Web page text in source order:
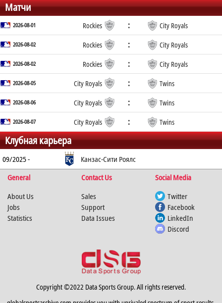
Матчи
2026-08-01 Rockies : City Royals
2026-08-02 Rockies : City Royals
2026-08-02 Rockies : City Royals
2026-08-05 City Royals : Twins
2026-08-06 City Royals : Twins
2026-08-07 City Royals : Twins
Клубная карьера
09/2025 -
Канзас-Сити Роялс
General
Contact Us
Social Media
About Us
Jobs
Statistics
Sales
Support
Data Issues
Twitter
Facebook
LinkedIn
Discord
Copyright ©2022 Data Sports Group. All rights reserved.